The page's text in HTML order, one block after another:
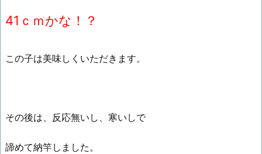
41ｃｍかな！？
この子は美味しくいただきます。
その後は、反応無いし、寒いしで
諦めて納竿しました。